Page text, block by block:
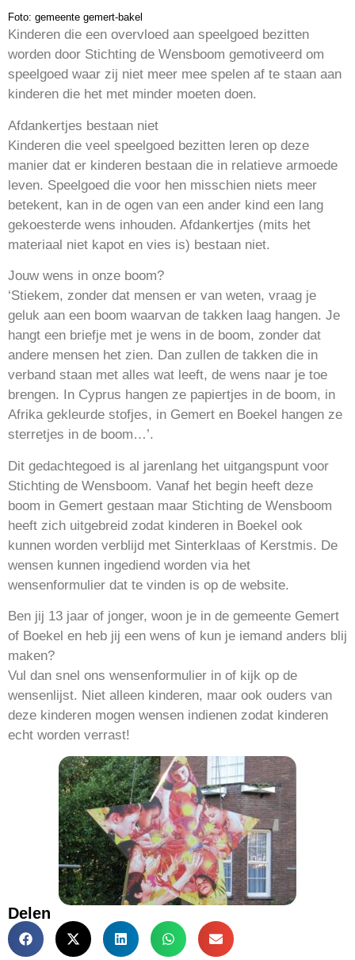
Foto: gemeente gemert-bakel
Kinderen die een overvloed aan speelgoed bezitten
worden door Stichting de Wensboom gemotiveerd om
speelgoed waar zij niet meer mee spelen af te staan aan
kinderen die het met minder moeten doen.
Afdankertjes bestaan niet
Kinderen die veel speelgoed bezitten leren op deze
manier dat er kinderen bestaan die in relatieve armoede
leven. Speelgoed die voor hen misschien niets meer
betekent, kan in de ogen van een ander kind een lang
gekoesterde wens inhouden. Afdankertjes (mits het
materiaal niet kapot en vies is) bestaan niet.
Jouw wens in onze boom?
‘Stiekem, zonder dat mensen er van weten, vraag je
geluk aan een boom waarvan de takken laag hangen. Je
hangt een briefje met je wens in de boom, zonder dat
andere mensen het zien. Dan zullen de takken die in
verband staan met alles wat leeft, de wens naar je toe
brengen. In Cyprus hangen ze papiertjes in de boom, in
Afrika gekleurde stofjes, in Gemert en Boekel hangen ze
sterretjes in de boom…’.
Dit gedachtegoed is al jarenlang het uitgangspunt voor
Stichting de Wensboom. Vanaf het begin heeft deze
boom in Gemert gestaan maar Stichting de Wensboom
heeft zich uitgebreid zodat kinderen in Boekel ook
kunnen worden verblijd met Sinterklaas of Kerstmis. De
wensen kunnen ingediend worden via het
wensenformulier dat te vinden is op de website.
Ben jij 13 jaar of jonger, woon je in de gemeente Gemert
of Boekel en heb jij een wens of kun je iemand anders blij
maken?
Vul dan snel ons wensenformulier in of kijk op de
wensenlijst. Niet alleen kinderen, maar ook ouders van
deze kinderen mogen wensen indienen zodat kinderen
echt worden verrast!
Delen